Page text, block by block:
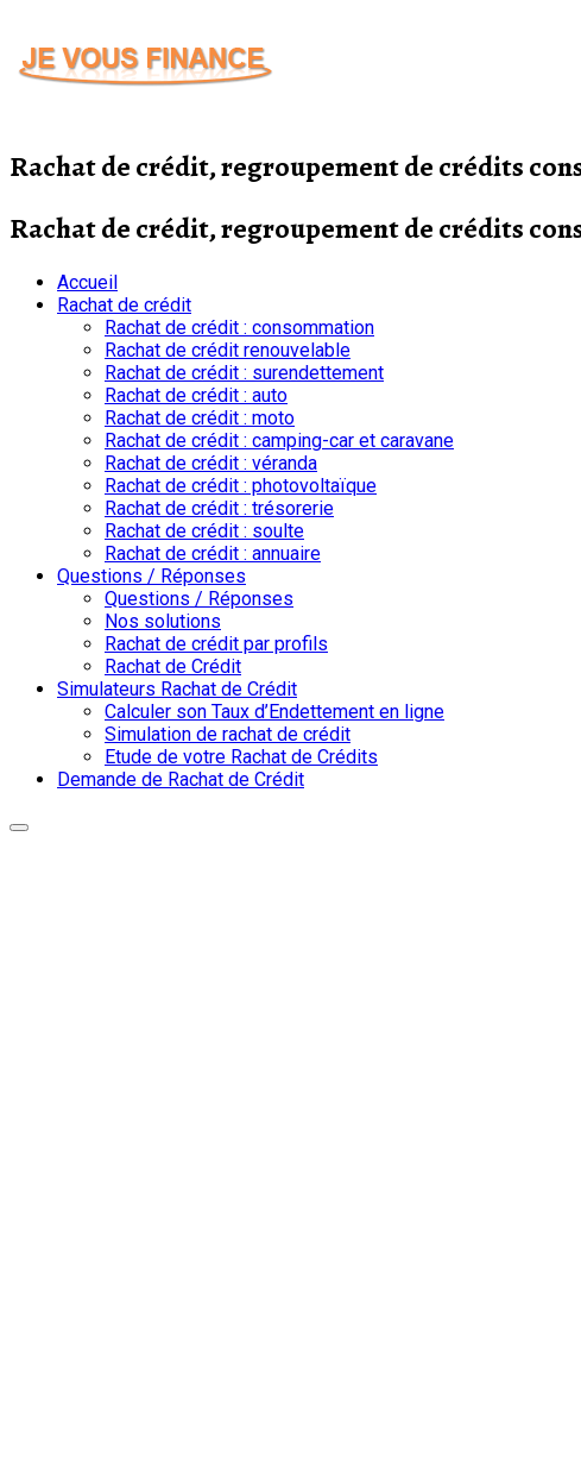
contenu
Rachat de crédit, regroupement de crédits
Rachat de crédit, regroupement de crédits
Accueil
Rachat de crédit
Rachat de crédit : consommation
Rachat de crédit renouvelable
Rachat de crédit : surendettement
Rachat de crédit : auto
Rachat de crédit : moto
Rachat de crédit : camping-car et caravane
Rachat de crédit : véranda
Rachat de crédit : photovoltaïque
Rachat de crédit : trésorerie
Rachat de crédit : soulte
Rachat de crédit : annuaire
Questions / Réponses
Questions / Réponses
Nos solutions
Rachat de crédit par profils
Rachat de Crédit
Simulateurs Rachat de Crédit
Calculer son Taux d’Endettement en ligne
Simulation de rachat de crédit
Etude de votre Rachat de Crédits
Demande de Rachat de Crédit